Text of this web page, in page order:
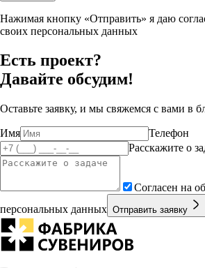
Нажимая кнопку «Отправить» я даю
своих персональных данных
Есть проект?
Давайте обсудим!
Оставьте заявку, и мы свяжемся с вами в
Имя
Телефон
Расскажите о
Согласен на
персональных данных Отправить заявку